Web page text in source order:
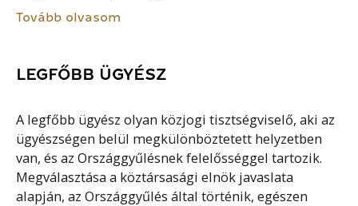
Tovább olvasom
LEGFŐBB ÜGYÉSZ
A legfőbb ügyész olyan közjogi tisztségviselő, aki az
ügyészségen belül megkülönböztetett helyzetben
van, és az Országgyűlésnek felelősséggel tartozik.
Megválasztása a köztársasági elnök javaslata
alapján, az Országgyűlés által történik, egészen